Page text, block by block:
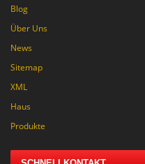
Blog
Über Uns
News
Sitemap
XML
Haus
Produkte